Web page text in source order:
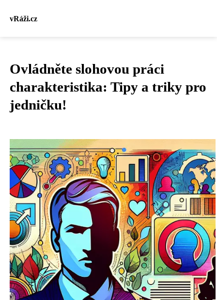
vRáži.cz
Ovládněte slohovou práci
charakteristika: Tipy a triky pro
jedničku!